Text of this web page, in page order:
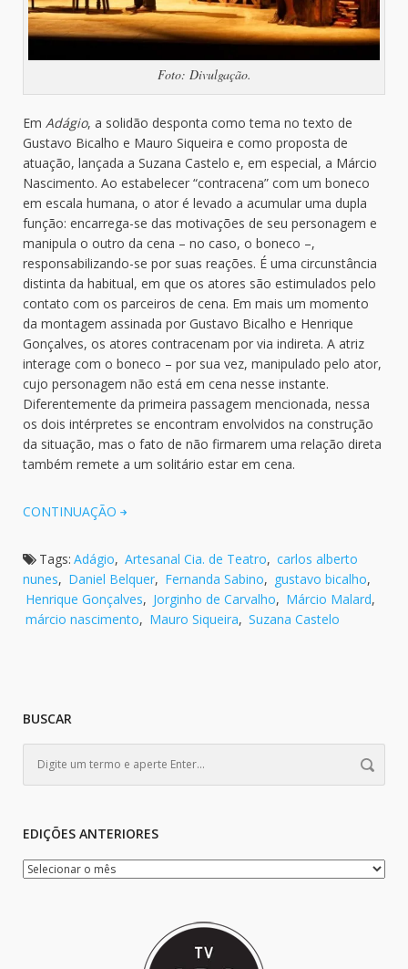
Foto: Divulgação.
Em Adágio, a solidão desponta como tema no texto de
Gustavo Bicalho e Mauro Siqueira e como proposta de
atuação, lançada a Suzana Castelo e, em especial, a Márcio
Nascimento. Ao estabelecer “contracena” com um boneco
em escala humana, o ator é levado a acumular uma dupla
função: encarrega-se das motivações de seu personagem e
manipula o outro da cena – no caso, o boneco –,
responsabilizando-se por suas reações. É uma circunstância
distinta da habitual, em que os atores são estimulados pelo
contato com os parceiros de cena. Em mais um momento
da montagem assinada por Gustavo Bicalho e Henrique
Gonçalves, os atores contracenam por via indireta. A atriz
interage com o boneco – por sua vez, manipulado pelo ator,
cujo personagem não está em cena nesse instante.
Diferentemente da primeira passagem mencionada, nessa
os dois intérpretes se encontram envolvidos na construção
da situação, mas o fato de não firmarem uma relação direta
também remete a um solitário estar em cena.
CONTINUAÇÃO
Tags: Adágio, Artesanal Cia. de Teatro, carlos alberto
nunes, Daniel Belquer, Fernanda Sabino, gustavo bicalho,
Henrique Gonçalves, Jorginho de Carvalho, Márcio Malard,
márcio nascimento, Mauro Siqueira, Suzana Castelo
BUSCAR
EDIÇÕES ANTERIORES